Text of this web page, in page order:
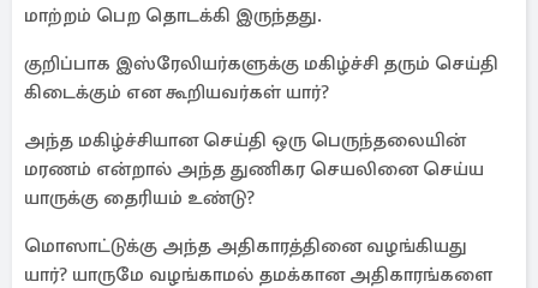
மாற்றம் பெற தொடக்கி இருந்தது.
குறிப்பாக இஸ்ரேலியர்களுக்கு மகிழ்ச்சி தரும் செய்தி
கிடைக்கும் என கூறியவர்கள் யார்?
அந்த மகிழ்ச்சியான செய்தி ஒரு பெருந்தலையின்
மரணம் என்றால் அந்த துணிகர செயலினை செய்ய
யாருக்கு தைரியம் உண்டு?
மொஸாட்டுக்கு அந்த அதிகாரத்தினை வழங்கியது
யார்? யாருமே வழங்காமல் தமக்கான அதிகாரங்களை